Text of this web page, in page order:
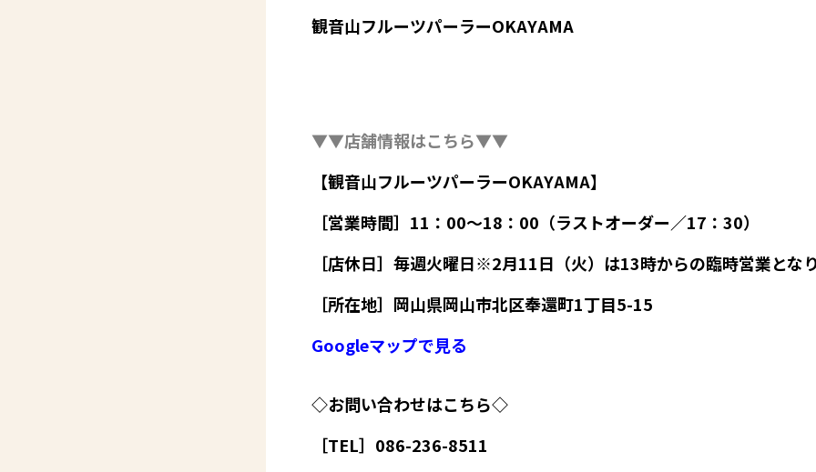
観音山フルーツパーラーOKAYAMA
▼▼店舗情報はこちら▼▼
【観音山フルーツパーラーOKAYAMA】
［営業時間］11：00～18：00（ラストオーダー／17：30）
［店休日］毎週火曜日※2月11日（火）は13時からの臨時営業とな
［所在地］岡山県岡山市北区奉還町1丁目5-15
Googleマップで見る
◇お問い合わせはこちら◇
［TEL］086-236-8511